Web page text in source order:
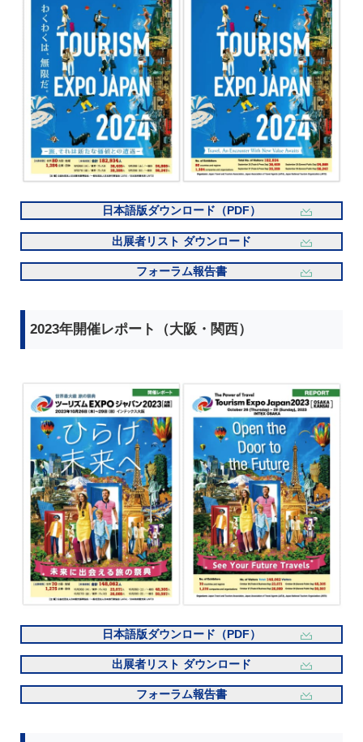
日本語版ダウンロード（PDF）
出展者リスト ダウンロード
フォーラム報告書
2023年開催レポート（大阪・関西）
日本語版ダウンロード（PDF）
出展者リスト ダウンロード
フォーラム報告書